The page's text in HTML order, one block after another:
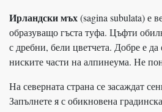
Ирландски мъх(sagina subulata) е
образуващо гъста туфа. Цъфти
с дребни, бели цветчета. Добре е
ниските части на алпинеума. Не
На северната страна се засаждат
Запълнете я с обикновена